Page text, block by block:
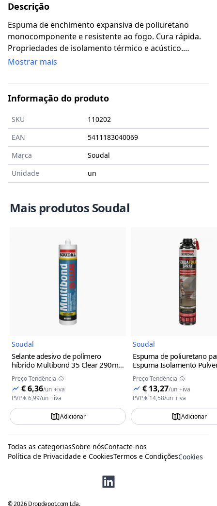
Descrição
Espuma de enchimento expansiva de poliuretano
monocomponente e resistente ao fogo. Cura rápida.
Propriedades de isolamento térmico e acústico.
Expande 35 a 40 vezes o seu volume inicial. Excelente
Disponível nas versões manual e pistola Click&Fix®.
Conforme as normas internacionais, incluindo
marcação CE.
Mostrar mais
Informação do produto
SKU
110202
EAN
5411183040069
Marca
Soudal
Unidade
un
Mais produtos Soudal
Imagem do Produto
Soudal
Selante adesivo de polímero
híbrido Multibond 35 Clear 290ml
Preço Tendência
€ 6,36/un +iva
PVP€ 6,99/un +iva
Adicionar
Soudal
Espuma de poliuretano
Espuma Isolamento
Preço Tendência
€ 13,27/un +iva
PVP€ 14,58/un +iva
Adicionar
©2026 Dropdepot.com Lda.
Todas as categoriasSobre nósContacte-nos
Política de Privacidade e CookiesTermos e CondiçõesCookies